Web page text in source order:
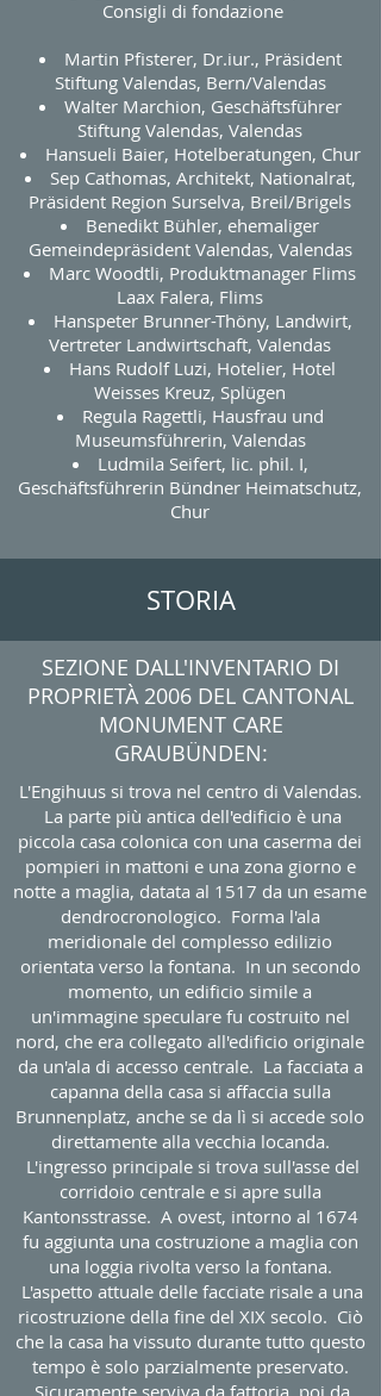
Consigli di fondazione
Martin Pfisterer, Dr.iur., Präsident
Stiftung Valendas, Bern/Valendas
Walter Marchion, Geschäftsführer
Stiftung Valendas, Valendas
Hansueli Baier, Hotelberatungen, Chur
Sep Cathomas, Architekt, Nationalrat,
Präsident Region Surselva, Breil/Brigels
Benedikt Bühler, ehemaliger
Gemeindepräsident Valendas, Valendas
Marc Woodtli, Produktmanager Flims
Laax Falera, Flims
Hanspeter Brunner-Thöny, Landwirt,
Vertreter Landwirtschaft, Valendas
Hans Rudolf Luzi, Hotelier, Hotel
Weisses Kreuz, Splügen
Regula Ragettli, Hausfrau und
Museumsführerin, Valendas
Ludmila Seifert, lic. phil. I,
Geschäftsführerin Bündner Heimatschutz,
Chur
STORIA
SEZIONE DALL'INVENTARIO DI
PROPRIETÀ 2006 DEL CANTONAL
MONUMENT CARE
GRAUBÜNDEN:
L'Engihuus si trova nel centro di Valendas.
La parte più antica dell'edificio è una
piccola casa colonica con una caserma dei
pompieri in mattoni e una zona giorno e
notte a maglia, datata al 1517 da un esame
dendrocronologico. Forma l'ala
meridionale del complesso edilizio
orientata verso la fontana. In un secondo
momento, un edificio simile a
un'immagine speculare fu costruito nel
nord, che era collegato all'edificio originale
da un'ala di accesso centrale. La facciata a
capanna della casa si affaccia sulla
Brunnenplatz, anche se da lì si accede solo
direttamente alla vecchia locanda.
L'ingresso principale si trova sull'asse del
corridoio centrale e si apre sulla
Kantonsstrasse. A ovest, intorno al 1674
fu aggiunta una costruzione a maglia con
una loggia rivolta verso la fontana.
L'aspetto attuale delle facciate risale a una
ricostruzione della fine del XIX secolo. Ciò
che la casa ha vissuto durante tutto questo
tempo è solo parzialmente preservato.
Sicuramente serviva da fattoria, poi da